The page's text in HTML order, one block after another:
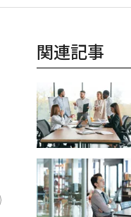
関連記事